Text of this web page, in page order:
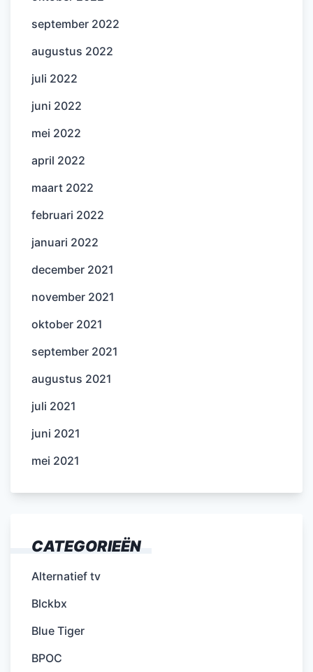
september 2022
augustus 2022
juli 2022
juni 2022
mei 2022
april 2022
maart 2022
februari 2022
januari 2022
december 2021
november 2021
oktober 2021
september 2021
augustus 2021
juli 2021
juni 2021
mei 2021
CATEGORIEËN
Alternatief tv
Blckbx
Blue Tiger
BPOC